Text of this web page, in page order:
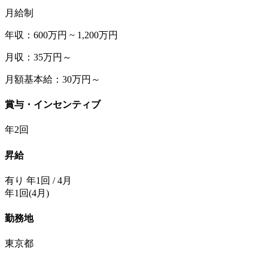
月給制
年収：600万円 ~ 1,200万円
月収：35万円～
月額基本給：30万円～
賞与・インセンティブ
年2回
昇給
有り 年1回 / 4月
年1回(4月)
勤務地
東京都